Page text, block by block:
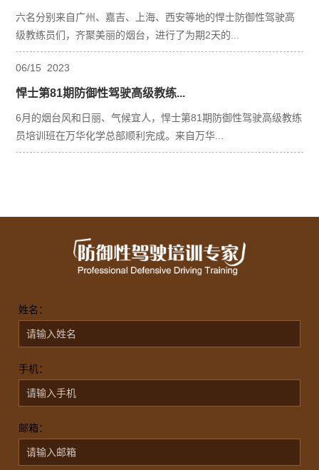
六名分别来自广州、嘉吉、上海、西安等地的悍士防御性驾驶高
级教练员们，齐聚美丽的烟台，进行了为期2天的...
06/15 2023
悍士第81期防御性驾驶高级教练...
6月的烟台风和日丽、气候宜人，悍士第81期防御性驾驶高级教练
员培训班在万华化学总部顺利完成。来自万华...
姓名：
手机：
邮箱：